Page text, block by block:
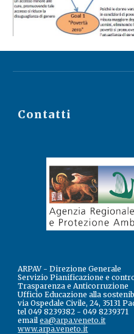
Contatti
ARPAV - Direzione Generale
Servizio Pianificazione e
Trasparenza e Anticorruzione
Ufficio Educazione alla
via Ospedale Civile, 24, 35131
tel 049 8239382 - 049 8239371
email ea@arpa.veneto.it
www.arpa.veneto.it